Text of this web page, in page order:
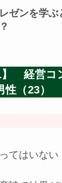
ゼンを学
経営コ
（23）
てはいない